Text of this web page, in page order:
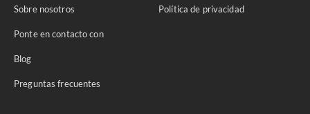
Sobre nosotros
Ponte en contacto con
Blog
Preguntas frecuentes
Política de privacidad